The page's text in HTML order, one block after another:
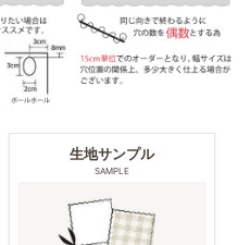
生地サンプル
SAMPLE